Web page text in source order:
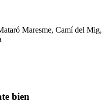
Maresme, Camí del Mig,
bien